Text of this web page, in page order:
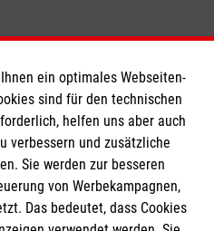
ein optimales Webseiten-
sind für den technischen
helfen uns aber auch
verbessern und zusätzliche
Sie werden zur besseren
von Werbekampagnen,
Das bedeutet, dass Cookies